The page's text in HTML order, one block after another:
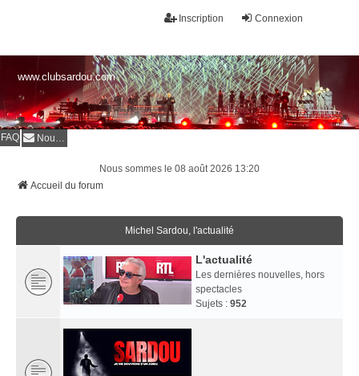
Connexion
Inscription
www.clubsardou.com
FAQ Nous contacter
Nous sommes le 08 août 2026 13:20
Accueil du forum
Michel Sardou, l'actualité
L'actualité
Les dernières nouvelles, hors
spectacles
Sujets : 952